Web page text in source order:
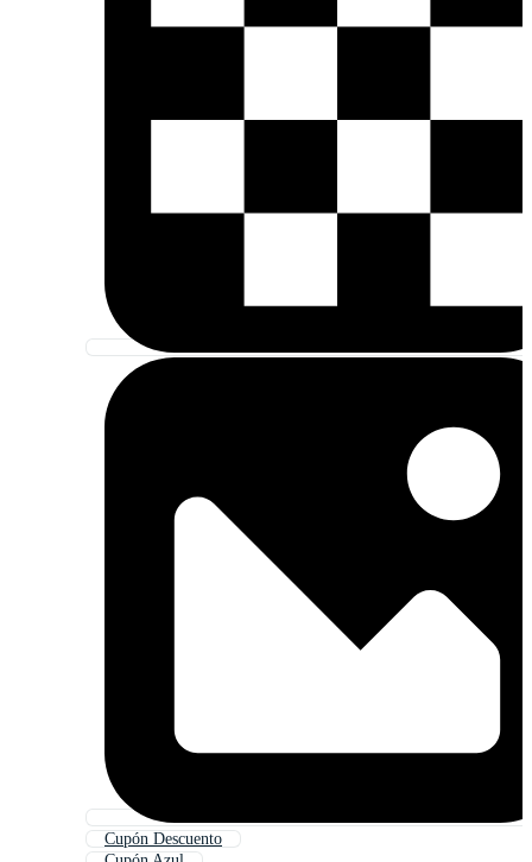
Cupón Descuento